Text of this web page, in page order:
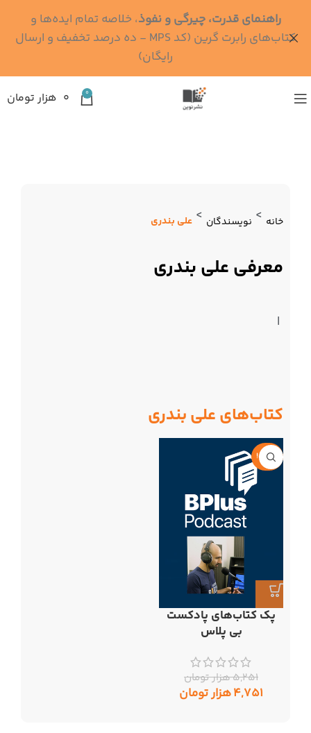
0 ۰ هزار تومان
خانه > نویسندگان > علی بندری
معرفی علی بندری
|
کتاب‌های علی بندری
!تخفیف
پک کتاب‌های پادکست
بی پلاس
۵,۲۵۱هزار تومان
۴,۷۵۱هزار تومان
راهنمای قدرت، چیرگی و نفوذ، خلاصه تمام ایده‌ها و
کتاب‌های رابرت گرین (کد MPS - ده درصد تخفیف و ارسال
رایگان)